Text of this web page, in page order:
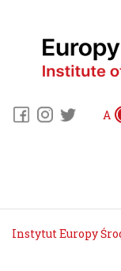
A
Instytut Europy